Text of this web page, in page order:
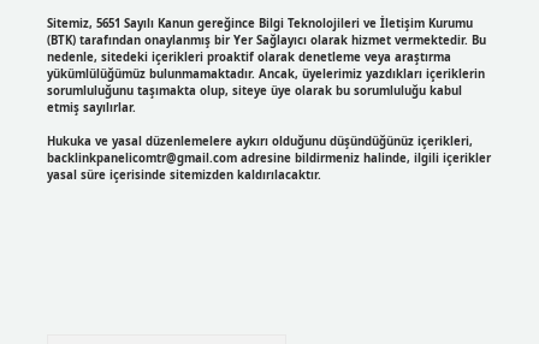
Sitemiz, 5651 Sayılı Kanun gereğince Bilgi Teknolojileri ve İletişim Kurumu
(BTK) tarafından onaylanmış bir Yer Sağlayıcı olarak hizmet vermektedir. Bu
nedenle, sitedeki içerikleri proaktif olarak denetleme veya araştırma
yükümlülüğümüz bulunmamaktadır. Ancak, üyelerimiz yazdıkları içeriklerin
sorumluluğunu taşımakta olup, siteye üye olarak bu sorumluluğu kabul
etmiş sayılırlar.
Hukuka ve yasal düzenlemelere aykırı olduğunu düşündüğünüz içerikleri,
backlinkpanelicomtr@gmail.comadresine bildirmeniz halinde, ilgili içerikler
yasal süre içerisinde sitemizden kaldırılacaktır.